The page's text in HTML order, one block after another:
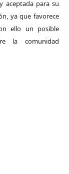
aceptada para su
ya que favorece
ello un posible
la comunidad